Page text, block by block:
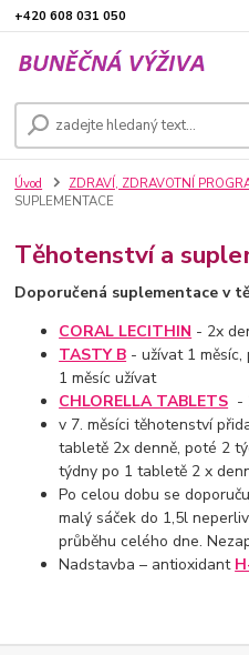
+420 608 031 050
Úvod ZDRAVÍ, ZDRAVOTNÍ
SUPLEMENTACE
Těhotenství a
Doporučená suplementace v
CORAL LECITHIN - 2x
TASTY B - užívat 1
1 měsíc užívat
CHLORELLA TABLETS -
v 7. měsíci těhotenství
tabletě 2x denně, poté 2
týdny po 1 tabletě 2 x
Po celou dobu se
malý sáček do 1,5l
průběhu celého dne.
Nadstavba – antioxidant